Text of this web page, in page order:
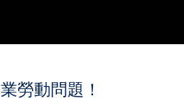
勞動問題！